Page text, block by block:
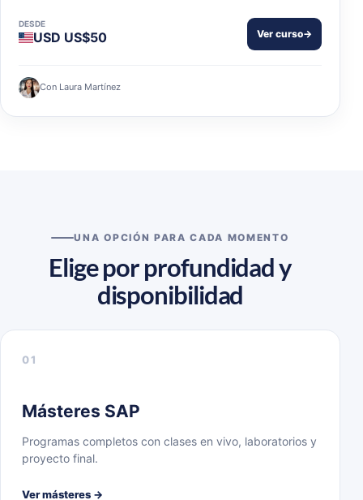
DESDE
USD US$50 Ver curso→
Con Laura Martínez
UNA OPCIÓN PARA CADA MOMENTO
Elige por profundidad y
disponibilidad
01
Másteres SAP
Programas completos con clases en vivo, laboratorios y
proyecto final.
Ver másteres →